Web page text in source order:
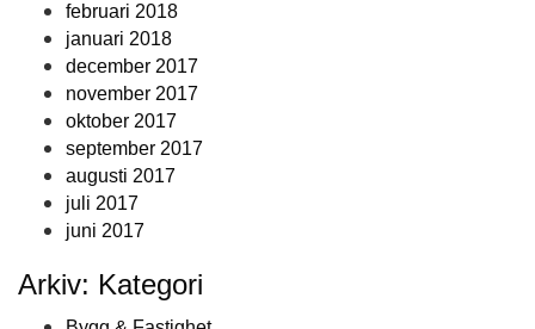
februari 2018
januari 2018
december 2017
november 2017
oktober 2017
september 2017
augusti 2017
juli 2017
juni 2017
Arkiv: Kategori